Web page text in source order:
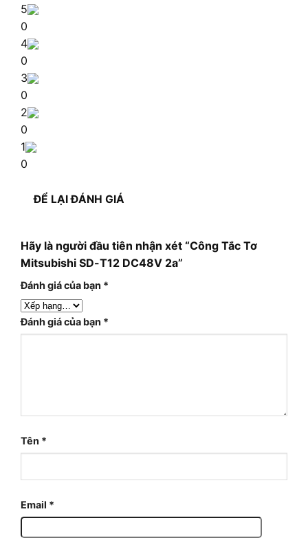
5
0
4
0
3
0
2
0
1
0
ĐỂ LẠI ĐÁNH GIÁ
Hãy là người đầu tiên nhận xét “Công Tắc Tơ
Mitsubishi SD-T12 DC48V 2a”
Đánh giá của bạn *
Đánh giá của bạn *
Tên *
Email *